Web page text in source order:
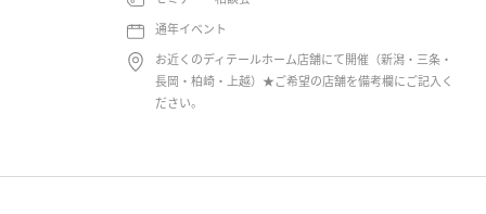
通年イベント
お近くのディテールホーム店舗にて開催（新潟・三条・
長岡・柏崎・上越）★ご希望の店舗を備考欄にご記入く
ださい。